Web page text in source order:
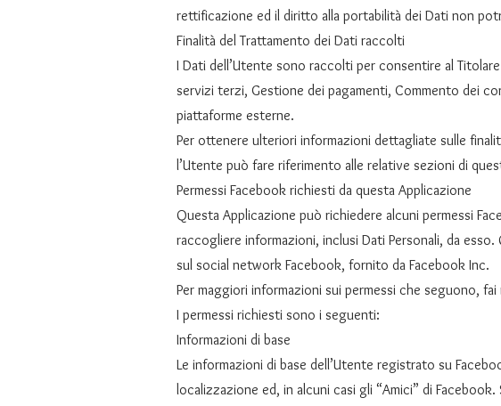
rettificazione ed il diritto alla portabilità dei Dati non
Finalità del Trattamento dei Dati raccolti
I Dati dell’Utente sono raccolti per consentire al
servizi terzi, Gestione dei pagamenti, Commento dei
piattaforme esterne.
Per ottenere ulteriori informazioni dettagliate sulle
l’Utente può fare riferimento alle relative sezioni di
Permessi Facebook richiesti da questa Applicazione
Questa Applicazione può richiedere alcuni permessi
raccogliere informazioni, inclusi Dati Personali, da
sul social network Facebook, fornito da Facebook Inc.
Per maggiori informazioni sui permessi che seguono,
I permessi richiesti sono i seguenti:
Informazioni di base
Le informazioni di base dell’Utente registrato su
localizzazione ed, in alcuni casi gli “Amici” di